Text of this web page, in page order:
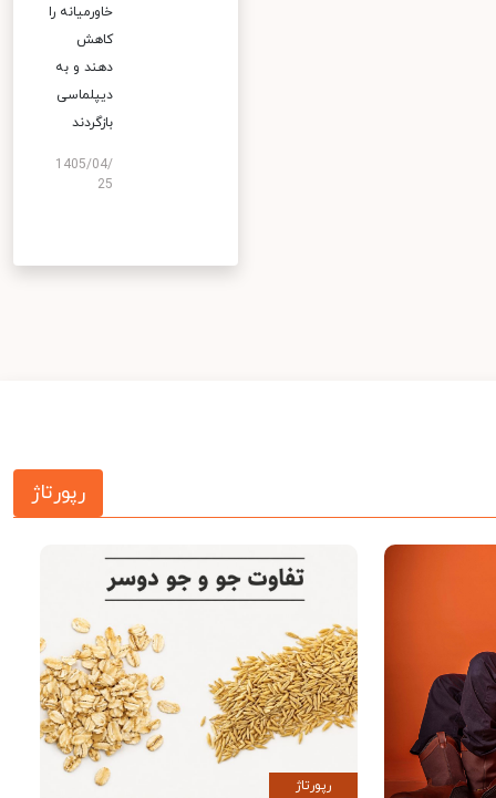
خاورمیانه را
کاهش
دهند و به
دیپلماسی
بازگردند
1405/04/
25
رپورتاژ
رپورتاژ